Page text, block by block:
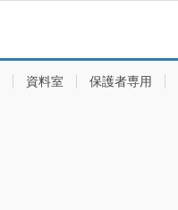
資料室 保護者専用